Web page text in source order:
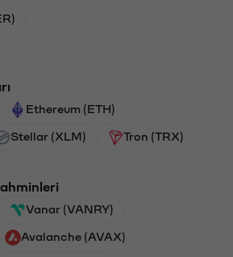
Ethereum (ETH)
Stellar (XLM) Tron (TRX)
Vanar (VANRY)
Avalanche (AVAX)